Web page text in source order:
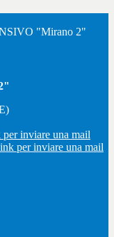
"Mirano 2"
inviare una mail
per inviare una mail